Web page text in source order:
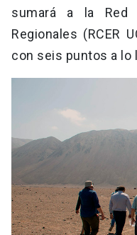
sumará a la Red
Regionales (RCER
con seis puntos a lo